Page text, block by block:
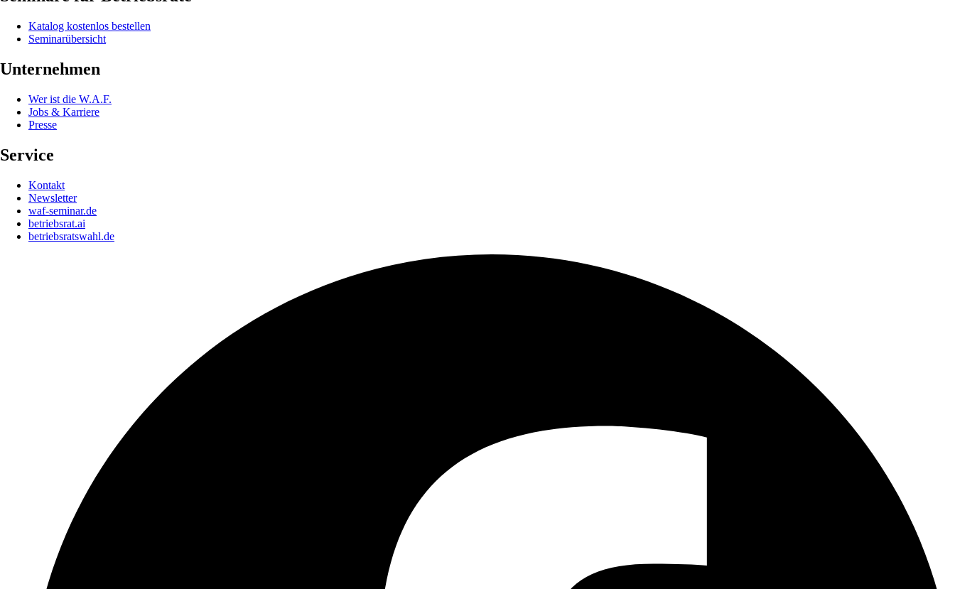
Katalog kostenlos bestellen
Seminarübersicht
Unternehmen
Wer ist die W.A.F.
Jobs & Karriere
Presse
Service
Kontakt
Newsletter
waf-seminar.de
betriebsrat.ai
betriebsratswahl.de